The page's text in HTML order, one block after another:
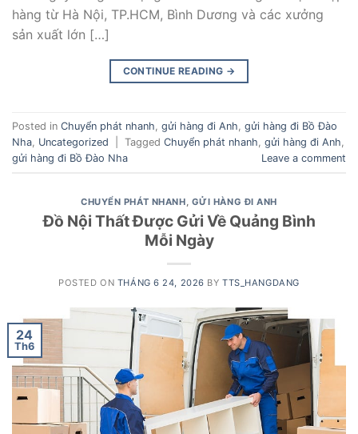
hàng từ Hà Nội, TP.HCM, Bình Dương và các xưởng
sản xuất lớn […]
CONTINUE READING →
Posted in Chuyển phát nhanh gửi hàng đi Anh gửi hàng đi Bồ Đào
Nha Uncategorized Tagged Chuyển phát nhanh gửi hàng đi Anh
gửi hàng đi Bồ Đào Nha
Leave a comment
CHUYỂN PHÁT NHANH, GỬI HÀNG ĐI ANH
Đồ Nội Thất Được Gửi Về Quảng Bình
Mỗi Ngày
POSTED ON THÁNG 6 24, 2026 BYTTS_HANGDANG
24
Th6